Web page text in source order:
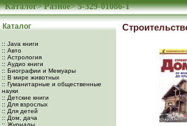
Каталог>Разное>5-329-01086-1
Каталог
:: Java книги
:: Авто
:: Астрология
:: Аудио книги
:: Биографии и Мемуары
:: В мире животных
:: Гуманитарные и общественные
науки
:: Детские книги
:: Для взрослых
:: Для детей
:: Дом, дача
:: Журналы